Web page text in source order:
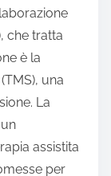
che tratta
è la
una
La
assistita
per